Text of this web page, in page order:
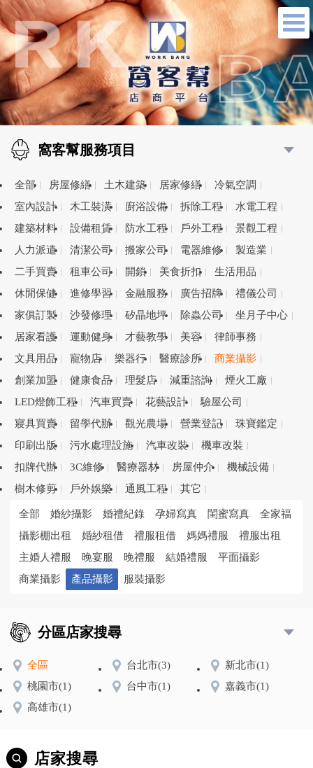
窩客幫服務項目
全部 房屋修繕 土木建築 居家修繕
冷氣空調
室內設計
木工裝潢 廚浴設備 拆除工程
水電工程
建築材料
設備租賃 防水工程 戶外工程
景觀工程
人力派遣
清潔公司 搬家公司 電器維修
製造業
二手買賣
租車公司 開鎖 美食折扣
生活用品
休閒保健
進修學習 金融服務 廣告招牌
禮儀公司
家俱訂製
沙發修理 矽晶地坪 除蟲公司
坐月子中心
居家看護
運動健身 才藝教學 美容
律師事務
文具用品
寵物店 樂器行 醫療診所
商業攝影
創業加盟
健康食品 理髮店 減重諮詢
煙火工廠
LED燈飾工程
汽車買賣 花藝設計
驗屋公司
寢具買賣
留學代辦 觀光農場 營業登記
珠寶鑑定
印刷出版
污水處理設施 汽車改裝
機車改裝
扣牌代辦
3C維修 醫療器材 房屋仲介
機械設備
樹木修剪
戶外娛樂 通風工程 其它
全部 婚紗攝影 婚禮紀錄 孕婦寫真 閨蜜寫真
全家福
攝影棚出租
婚紗租借 禮服租借 媽媽禮服
禮服出租
主婚人禮服
晚宴服 晚禮服 結婚禮服
平面攝影
商業攝影
產品攝影 服裝攝影
分區店家搜尋
全區 台北市(3) 新北市(1)
桃園市(1) 台中市(1) 嘉義市(1)
高雄市(1)
店家搜尋